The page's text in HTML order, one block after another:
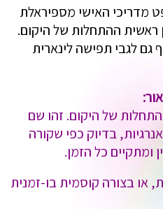
מדריכי האישי מספיראלת
ראשית ההתחלות של היקום.
גם לגבי תפישה לינארית
של היקום. זהו שם
בדיוק כפי שקורה
ומתקיים כל הזמן.
או בצורה קוסמית בו-זמנית